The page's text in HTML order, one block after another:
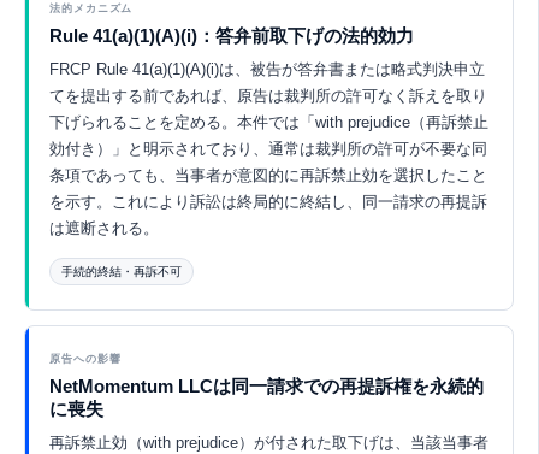
法的メカニズム
Rule 41(a)(1)(A)(i)：答弁前取下げの法的効力
FRCP Rule 41(a)(1)(A)(i)は、被告が答弁書または略式判決申立
てを提出する前であれば、原告は裁判所の許可なく訴えを取り
下げられることを定める。本件では「with prejudice（再訴禁止
効付き）」と明示されており、通常は裁判所の許可が不要な同
条項であっても、当事者が意図的に再訴禁止効を選択したこと
を示す。これにより訴訟は終局的に終結し、同一請求の再提訴
は遮断される。
手続的終結・再訴不可
原告への影響
NetMomentum LLCは同一請求での再提訴権を永続的
に喪失
再訴禁止効（with prejudice）が付された取下げは、当該当事者